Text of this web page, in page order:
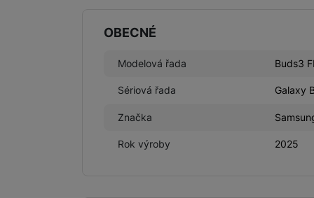
OBECNÉ
Modelová řada Buds3
Sériová řada Galaxy
Značka
Rok výroby 2025